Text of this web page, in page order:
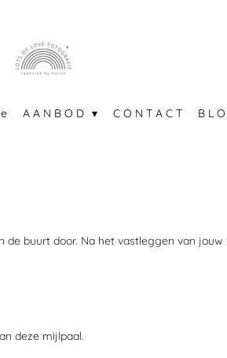
A A N B O D C O N T A C T B L
buurt door. Na het vastleggen van
deze mijlpaal.